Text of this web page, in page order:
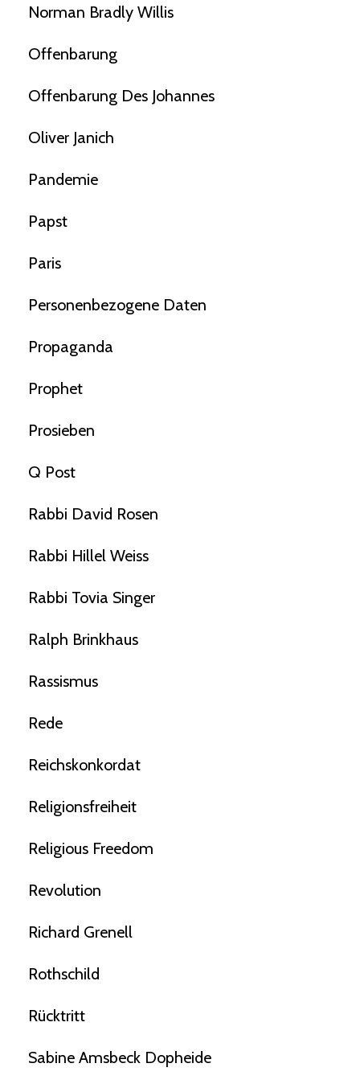
Norman Bradly Willis
Offenbarung
Offenbarung Des Johannes
Oliver Janich
Pandemie
Papst
Paris
Personenbezogene Daten
Propaganda
Prophet
Prosieben
Q Post
Rabbi David Rosen
Rabbi Hillel Weiss
Rabbi Tovia Singer
Ralph Brinkhaus
Rassismus
Rede
Reichskonkordat
Religionsfreiheit
Religious Freedom
Revolution
Richard Grenell
Rothschild
Rücktritt
Sabine Amsbeck Dopheide